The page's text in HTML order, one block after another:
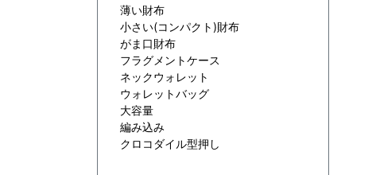
薄い財布
小さい(コンパクト)財布
がま口財布
フラグメントケース
ネックウォレット
ウォレットバッグ
大容量
編み込み
クロコダイル型押し